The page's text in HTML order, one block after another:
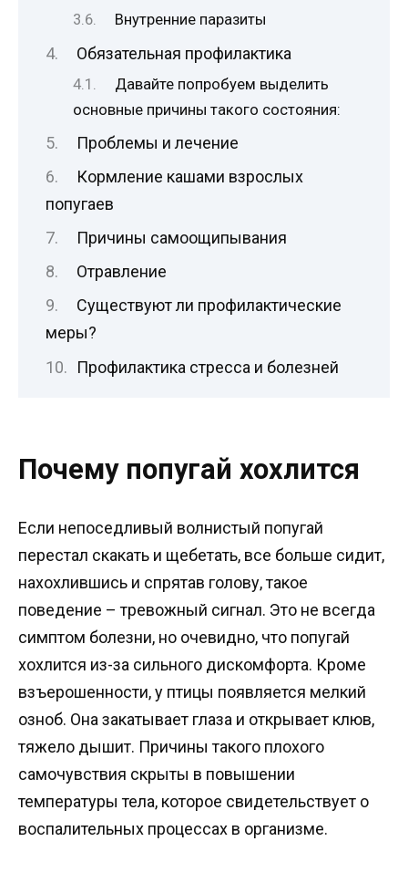
Внутренние паразиты
Обязательная профилактика
Давайте попробуем выделить
основные причины такого состояния:
Проблемы и лечение
Кормление кашами взрослых
попугаев
Причины самоощипывания
Отравление
Существуют ли профилактические
меры?
Профилактика стресса и болезней
Почему попугай хохлится
Если непоседливый волнистый попугай
перестал скакать и щебетать, все больше сидит,
нахохлившись и спрятав голову, такое
поведение – тревожный сигнал. Это не всегда
симптом болезни, но очевидно, что попугай
хохлится из-за сильного дискомфорта. Кроме
взъерошенности, у птицы появляется мелкий
озноб. Она закатывает глаза и открывает клюв,
тяжело дышит. Причины такого плохого
самочувствия скрыты в повышении
температуры тела, которое свидетельствует о
воспалительных процессах в организме.